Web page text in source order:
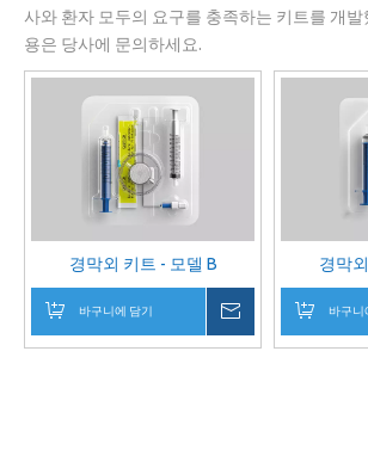
사와 환자 모두의 요구를 충족하는 키트를 개
용은 당사에 문의하세요.
경막외 키트 - 모델 B
바구니에 담기 귀하의 메시지
경막
바구니